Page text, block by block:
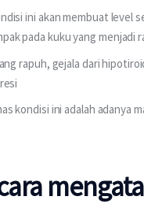
ini akan membuat level
pada kuku yang menjadi
rapuh, gejala dari
kondisi ini adalah adanya